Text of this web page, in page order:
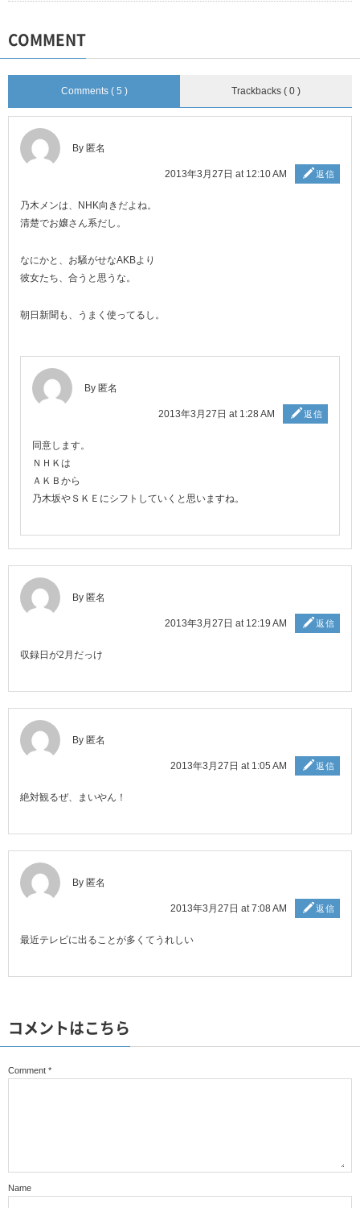
COMMENT
Comments ( 5 ) Trackbacks ( 0 )
By 匿名
2013年3月27日 at 12:10 AM 返信
乃木メンは、NHK向きだよね。
清楚でお嬢さん系だし。
なにかと、お騒がせなAKBより
彼女たち、合うと思うな。
朝日新聞も、うまく使ってるし。
By 匿名
2013年3月27日 at 1:28 AM 返信
同意します。
ＮＨＫは
ＡＫＢから
乃木坂やＳＫＥにシフトしていくと思いますね。
By 匿名
2013年3月27日 at 12:19 AM 返信
収録日が2月だっけ
By 匿名
2013年3月27日 at 1:05 AM 返信
絶対観るぜ、まいやん！
By 匿名
2013年3月27日 at 7:08 AM 返信
最近テレビに出ることが多くてうれしい
コメントはこちら
Comment *
Name